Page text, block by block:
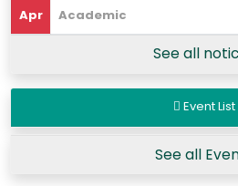
Apr
Academic
See all
Event List
See all